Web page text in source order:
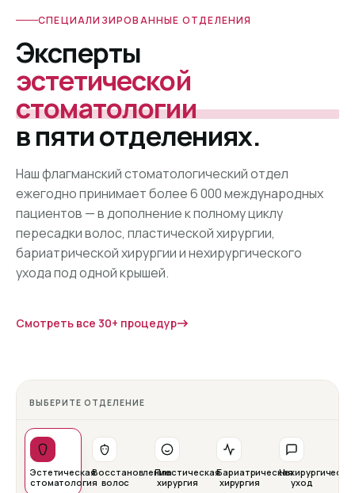
СПЕЦИАЛИЗИРОВАННЫЕ ОТДЕЛЕНИЯ
Эксперты
эстетической
стоматологии
в пяти отделениях.
Наш флагманский стоматологический отдел
ежегодно принимает более 6 000 международных
пациентов — в дополнение к полному циклу
пересадки волос, пластической хирургии,
бариатрической хирургии и нехирургического
ухода под одной крышей.
Смотреть все 30+ процедур
ВЫБЕРИТЕ ОТДЕЛЕНИЕ
Эстетическая
стоматология
Восстановление
волос
Пластическая
хирургия
Бариатрическая
хирургия
уход